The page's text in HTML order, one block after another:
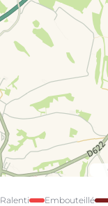
Ralenti Embouteillé